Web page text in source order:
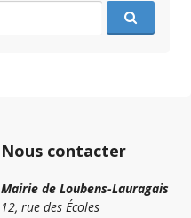
Nous contacter
Mairie de Loubens-Lauragais
12, rue des Écoles